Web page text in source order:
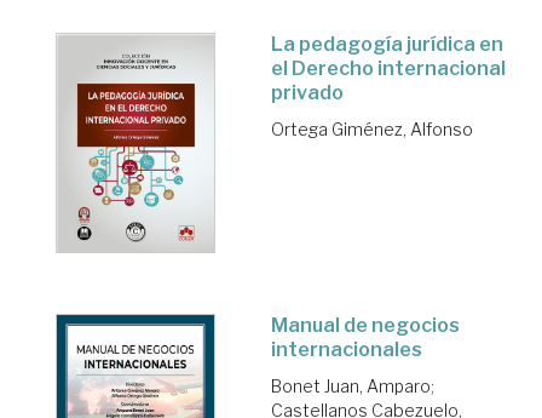
La pedagogía jurídica en
el Derecho internacional
privado
Ortega Giménez, Alfonso
Manual de negocios
internacionales
Bonet Juan, Amparo;
Castellanos Cabezuelo,